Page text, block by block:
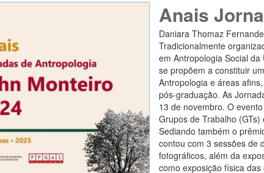
Anais
Daniara Thomaz
Tradicionalmente
em Antropologia Social
se propõem a constituir
Antropologia e áreas
pós-graduação. As
13 de novembro. O
Grupos de Trabalho
Sediando também o
contou com 3 sessões de
fotográficos, além da
como exposição física das